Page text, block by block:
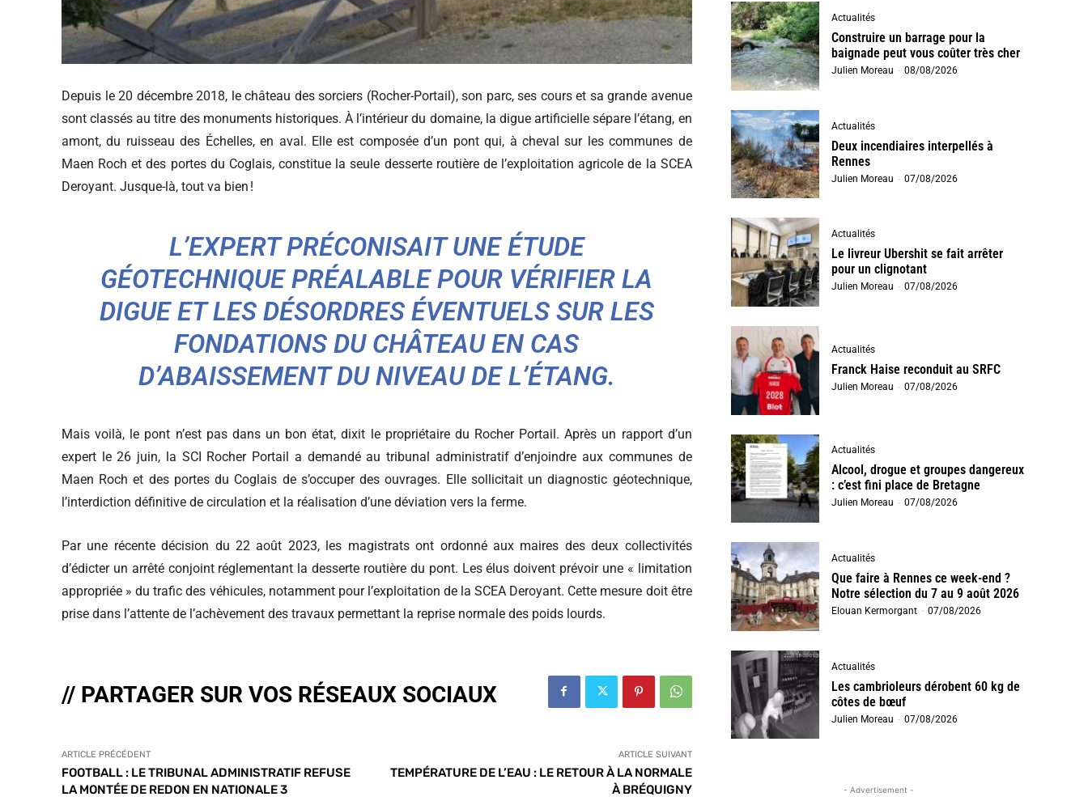
Depuis le 20 décembre 2018, le château des sorciers (Rocher-Portail), son parc, ses cours et sa grande avenue
sont classés au titre des monuments historiques. À l’intérieur du domaine, la digue artificielle sépare l’étang, en
amont, du ruisseau des Échelles, en aval. Elle est composée d’un pont qui, à cheval sur les communes de
Maen Roch et des portes du Coglais, constitue la seule desserte routière de l’exploitation agricole de la SCEA
Deroyant. Jusque-là, tout va bien !
L’EXPERT PRÉCONISAIT UNE ÉTUDE
GÉOTECHNIQUE PRÉALABLE POUR VÉRIFIER LA
DIGUE ET LES DÉSORDRES ÉVENTUELS SUR LES
FONDATIONS DU CHÂTEAU EN CAS
D’ABAISSEMENT DU NIVEAU DE L’ÉTANG.
Mais voilà, le pont n’est pas dans un bon état, dixit le propriétaire du Rocher Portail. Après un rapport d’un
expert le 26 juin, la SCI Rocher Portail a demandé au tribunal administratif d’enjoindre aux communes de
Maen Roch et des portes du Coglais de s’occuper des ouvrages. Elle sollicitait un diagnostic géotechnique,
l’interdiction définitive de circulation et la réalisation d’une déviation vers la ferme.
Par une récente décision du 22 août 2023, les magistrats ont ordonné aux maires des deux collectivités
d’édicter un arrêté conjoint réglementant la desserte routière du pont. Les élus doivent prévoir une « limitation
appropriée » du trafic des véhicules, notamment pour l’exploitation de la SCEA Deroyant. Cette mesure doit être
prise dans l’attente de l’achèvement des travaux permettant la reprise normale des poids lourds.
// PARTAGER SUR VOS RÉSEAUX SOCIAUX
ARTICLE PRÉCÉDENT
FOOTBALL : LE TRIBUNAL ADMINISTRATIF REFUSE
LA MONTÉE DE REDON EN NATIONALE 3
ARTICLE SUIVANT
TEMPÉRATURE DE L’EAU : LE RETOUR À LA NORMALE
À BRÉQUIGNY
Actualités
Construire un barrage pour la
baignade peut vous coûter très cher
Julien Moreau - 08/08/2026
Actualités
Deux incendiaires interpellés à
Rennes
Julien Moreau - 07/08/2026
Actualités
Le livreur Ubershit se fait arrêter
pour un clignotant
Julien Moreau - 07/08/2026
Actualités
Franck Haise reconduit au SRFC
Julien Moreau - 07/08/2026
Actualités
Alcool, drogue et groupes dangereux
: c’est fini place de Bretagne
Julien Moreau - 07/08/2026
Actualités
Que faire à Rennes ce week-end ?
Notre sélection du 7 au 9 août 2026
Elouan Kermorgant - 07/08/2026
Actualités
Les cambrioleurs dérobent 60 kg de
côtes de bœuf
Julien Moreau - 07/08/2026
- Advertisement -